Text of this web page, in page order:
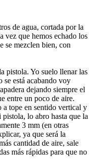
de agua, cortada por la
vez que hemos echado los
se mezclen bien, con
pistola. Yo suelo llenar las
se está acabando voy
dejando siempre el
entre un poco de aire.
a tope en sentido vertical y
lo abro hasta que la
3 mm (en otras
ya que será la
cantidad de aire, sale
más rápidas para que no